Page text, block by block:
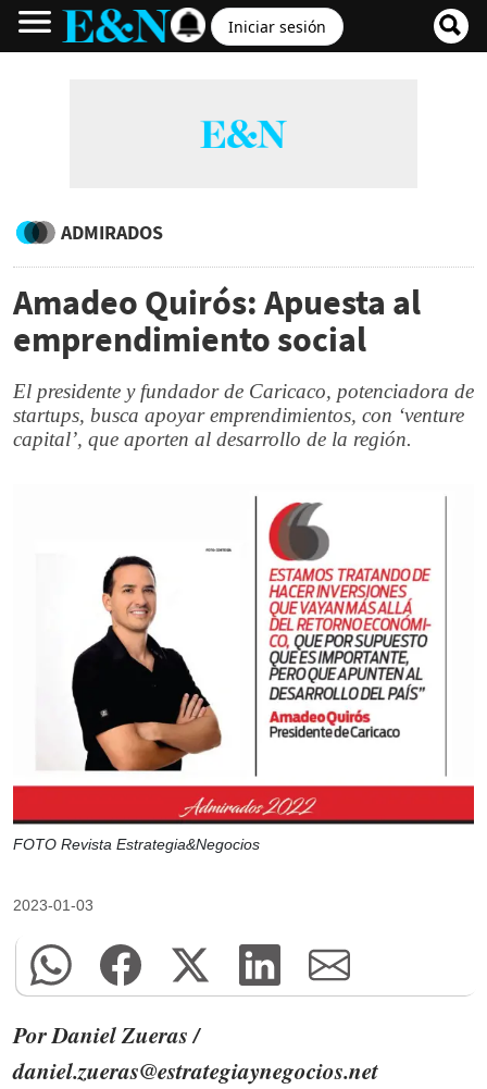
Iniciar sesión
ADMIRADOS
Amadeo Quirós: Apuesta al
emprendimiento social
El presidente y fundador de Caricaco, potenciadora de
startups, busca apoyar emprendimientos, con ‘venture
capital’, que aporten al desarrollo de la región.
FOTO Revista Estrategia&Negocios
2023-01-03
Por Daniel Zueras /
daniel.zueras@estrategiaynegocios.net